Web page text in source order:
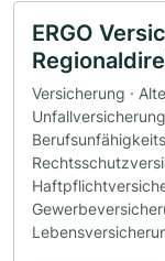
ERGO
Versicherung ·
Unfallversicherung